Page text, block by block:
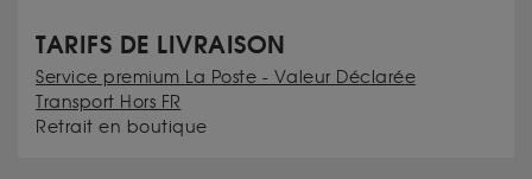
TARIFS DE LIVRAISON
Service premium La Poste - Valeur Déclarée
Transport Hors FR
Retrait en boutique